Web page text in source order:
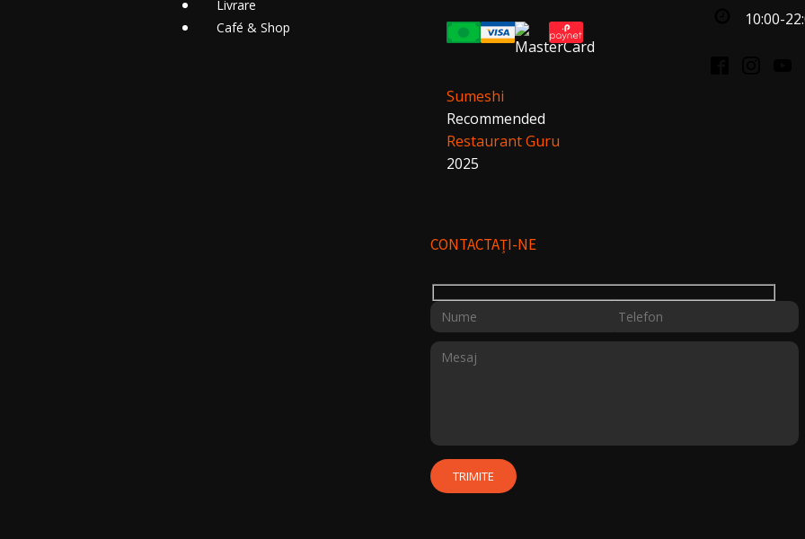
Livrare
Cafе́ & Shop
Sumeshi
Recommended
Restaurant Guru
2025
10:00-
CONTACTAȚI-NE